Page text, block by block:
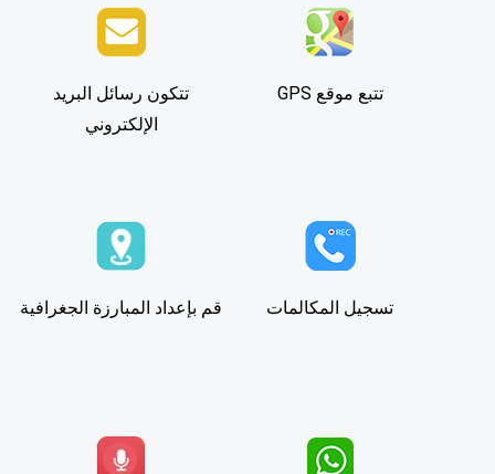
تتكون رسائل البريد
الإلكتروني
تتبع موقع GPS
قم بإعداد المبارزة الجغرافية تسجيل المكالمات